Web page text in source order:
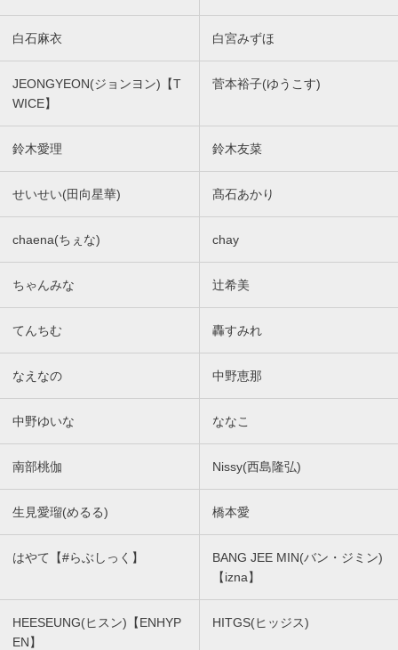
白石麻衣 白宮みずほ
JEONGYEON(ジョンヨン)【T
WICE】
菅本裕子(ゆうこす)
鈴木愛理 鈴木友菜
せいせい(田向星華) 髙石あかり
chaena(ちぇな) chay
ちゃんみな 辻希美
てんちむ 轟すみれ
なえなの 中野恵那
中野ゆいな ななこ
南部桃伽 Nissy(西島隆弘)
生見愛瑠(めるる) 橋本愛
はやて【#らぶしっく】
BANG JEE MIN(バン・ジミン)
【izna】
HEESEUNG(ヒスン)【ENHYP
EN】
HITGS(ヒッジス)